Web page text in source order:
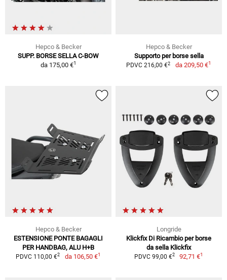
Hepco & Becker
SUPP. BORSE SELLA C-BOW
da 175,00 €1
Hepco & Becker
Supporto per borse sella
PDVC 216,00 €2 da 209,50 €1
Hepco & Becker
ESTENSIONE PONTE BAGAGLI
PER HANDBAG, ALU H+B
PDVC 110,00 €2 da 106,50 €1
Longride
Klickfix Di Ricambio per borse
da sella Klickfix
PDVC 99,00 €2 92,71 €1